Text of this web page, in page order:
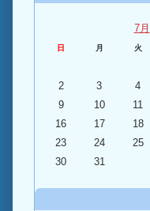
7月
日 月 火
2
3 4
9
10 11
16
17 18
23
24 25
30
31